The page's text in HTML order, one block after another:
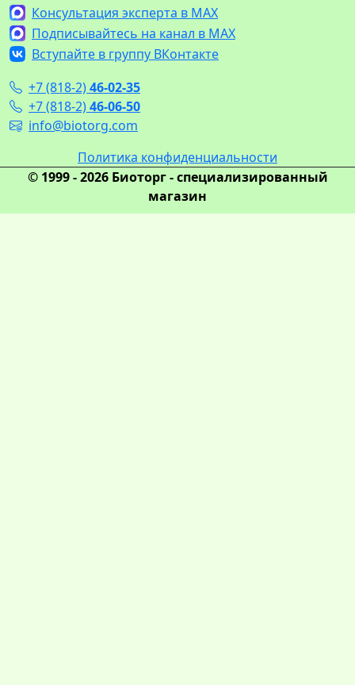
Консультация эксперта в MAX
Подписывайтесь на канал в MAX
Вступайте в группу ВКонтакте
+7 (818-2)46-02-35
+7 (818-2)46-06-50
info@biotorg.com
Политика конфиденциальности
© 1999 - 2026 Биоторг - специализированный
магазин